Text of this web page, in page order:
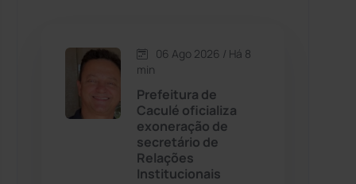
Caetité (1504)
Candiba
Cândido Sales
06 Ago 2026 / Há 8
min
Prefeitura de
Caculé oficializa
exoneração de
secretário de
Relações
Institucionais